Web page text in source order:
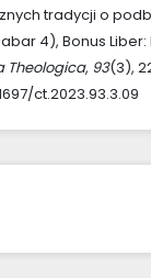
tradycji o
4), Bonus
Theologica, 93(3),
ct.2023.93.3.09